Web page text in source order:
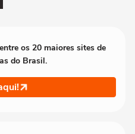
os 20 maiores sites de
do Brasil.